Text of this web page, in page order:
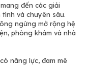
đến các giải
và chuyên sâu.
ngừng mở rộng hệ
phòng khám và nhà
năng lực, đam mê